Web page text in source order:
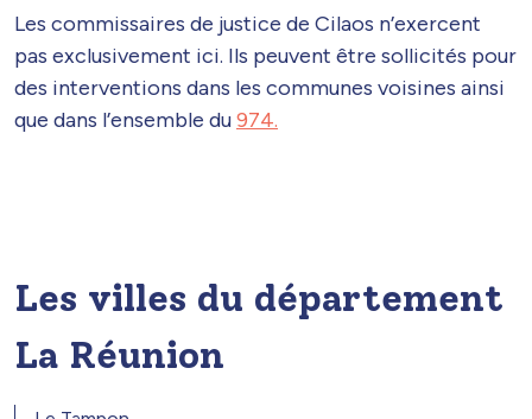
Les commissaires de justice de Cilaos n’exercent
pas exclusivement ici. Ils peuvent être sollicités pour
des interventions dans les communes voisines ainsi
que dans l’ensemble du974.
Les villes du département
La Réunion